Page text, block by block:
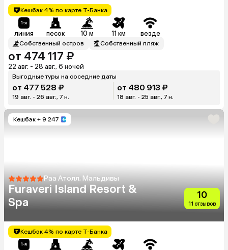
Кешбэк 4% по карте Т-Банка
линия песок 10 м 11 км везде
Собственный остров Собственный пляж
от 474 117 ₽
22 авг. - 28 авг., 6 ночей
Выгодные туры на соседние даты
от 477 528 ₽
19 авг. - 26 авг., 7 н.
от 480 913 ₽
18 авг. - 25 авг., 7 н.
Кешбэк + 9 247
Раа Атолл, Мальдивы
Furaveri Island Resort &
Spa
10
11 отзывов
Кешбэк 4% по карте Т-Банка